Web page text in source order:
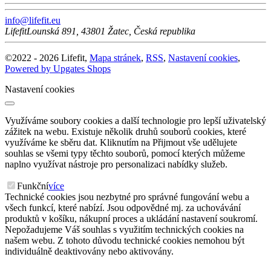
info@lifefit.eu
LifefitLounská 891 43801 Žatec Česká republika
©2022 - 2026 Lifefit, Mapa stránek, RSS, Nastavení cookies,
Powered by Upgates Shops
Nastavení cookies
Využíváme soubory cookies a další technologie pro lepší uživatelský
zážitek na webu. Existuje několik druhů souborů cookies, které
využíváme ke sběru dat. Kliknutím na Přijmout vše udělujete
souhlas se všemi typy těchto souborů, pomocí kterých můžeme
naplno využívat nástroje pro personalizaci nabídky služeb.
Funkčnívíce
Technické cookies jsou nezbytné pro správné fungování webu a
všech funkcí, které nabízí. Jsou odpovědné mj. za uchovávání
produktů v košíku, nákupní proces a ukládání nastavení soukromí.
Nepožadujeme Váš souhlas s využitím technických cookies na
našem webu. Z tohoto důvodu technické cookies nemohou být
individuálně deaktivovány nebo aktivovány.